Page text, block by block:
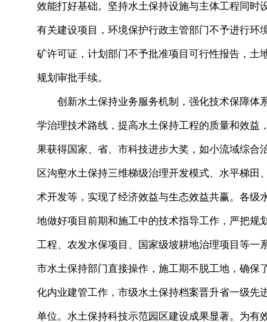
效能打好基础。坚持水土保持设施与主体工程同
有关建设项目，环境保护行政主管部门不予进行
矿许可证，计划部门不予批准项目可行性报告，
规划审批手续。
创新水土保持业务服务机制，强化技术保障体
学治理技术路线，提高水土保持工程的质量和效益
果获得国家、省、市科技进步大奖，如小流域综
区沟壑水土保持三维梯级治理开发模式、水平梯
术开发等，实现了经济效益与生态效益共赢。各
地做好项目前期和施工中的技术指导工作，严把
工程、农发水保项目、国家级坡耕地治理项目等
市水土保持部门直接操作，施工期不脱工地，确
化内业建管工作，市级水土保持档案晋升省一级
单位。水土保持科技示范园区建设成果显著。为